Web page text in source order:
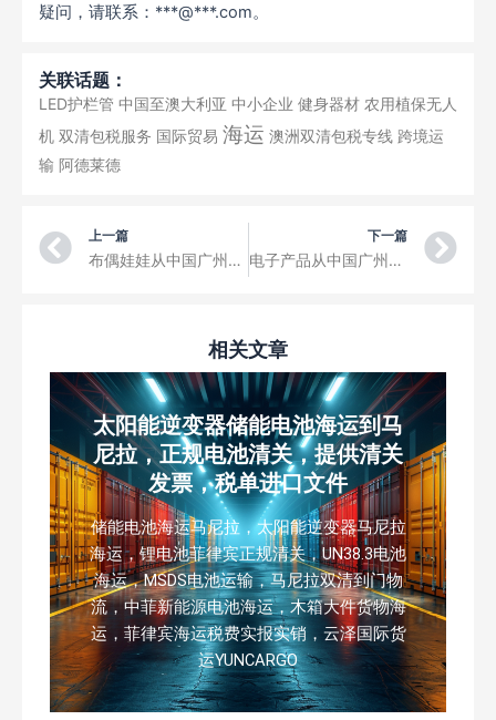
疑问，请联系：***@***.com。
关联话题：
LED护栏管 中国至澳大利亚 中小企业 健身器材 农用植保无人
机 双清包税服务 国际贸易 海运 澳洲双清包税专线 跨境运
输 阿德莱德
Prev
上一篇
布偶娃娃从中国广州空运到印度India 锡尔戈尔Surat 电商小包裹国际快递
下一篇
电子产品从中国广州空运到印度尼西亚Indonesia 泗水Surabaya 电商小包裹国际快递
相关文章
太阳能逆变器储能电池海运到马
尼拉，正规电池清关，提供清关
发票，税单进口文件
储能电池海运马尼拉，太阳能逆变器马尼拉
海运，锂电池菲律宾正规清关，UN38.3电池
海运，MSDS电池运输，马尼拉双清到门物
流，中菲新能源电池海运，木箱大件货物海
运，菲律宾海运税费实报实销，云泽国际货
运YUNCARGO